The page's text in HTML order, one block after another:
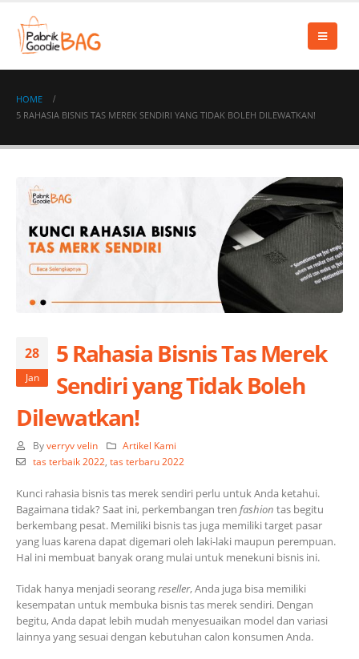
HOME
5 RAHASIA BISNIS TAS MEREK SENDIRI YANG TIDAK BOLEH DILEWATKAN!
28
Jan
5 Rahasia Bisnis Tas Merek
Sendiri yang Tidak Boleh
Dilewatkan!
By verryv velin
Artikel Kami
tas terbaik 2022 tas terbaru 2022
Kunci rahasia bisnis tas merek sendiri perlu untuk Anda ketahui.
Bagaimana tidak? Saat ini, perkembangan tren fashion tas begitu
berkembang pesat. Memiliki bisnis tas juga memiliki target pasar
yang luas karena dapat digemari oleh laki-laki maupun perempuan.
Hal ini membuat banyak orang mulai untuk menekuni bisnis ini.
Tidak hanya menjadi seorangreseller, Anda juga bisa memiliki
kesempatan untuk membuka bisnis tas merek sendiri. Dengan
begitu, Anda dapat lebih mudah menyesuaikan model dan variasi
lainnya yang sesuai dengan kebutuhan calon konsumen Anda.